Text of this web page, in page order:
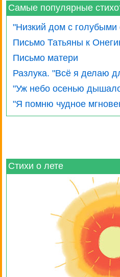
Самые популярные
"Низкий дом с голубыми
Письмо Татьяны к
Письмо матери
Разлука. "Всё я делаю
"Уж небо осенью
"Я помню чудное
Стихи о лете